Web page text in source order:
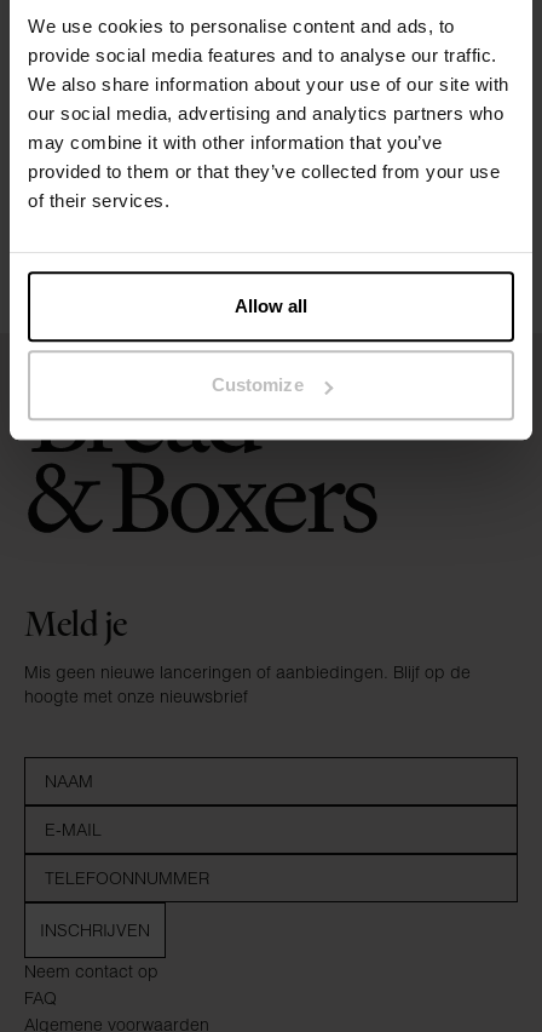
We use cookies to personalise content and ads, to
provide social media features and to analyse our traffic.
We also share information about your use of our site with
our social media, advertising and analytics partners who
may combine it with other information that you’ve
provided to them or that they’ve collected from your use
of their services.
Allow all
Customize
Specificatie
Maatgids
Wasvoorschriften
Beoordelingen
Neem contact op
FAQ
Algemene voorwaarden
Meld je
Mis geen nieuwe lanceringen of aanbiedingen. Blijf op de
hoogte met onze nieuwsbrief
INSCHRIJVEN